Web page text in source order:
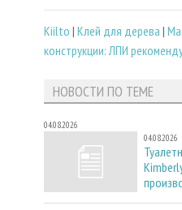
Kiilto | Клей для дерева |
конструкции: ЛПИ
НОВОСТИ ПО ТЕМЕ
04.08.2026
04.08.2026